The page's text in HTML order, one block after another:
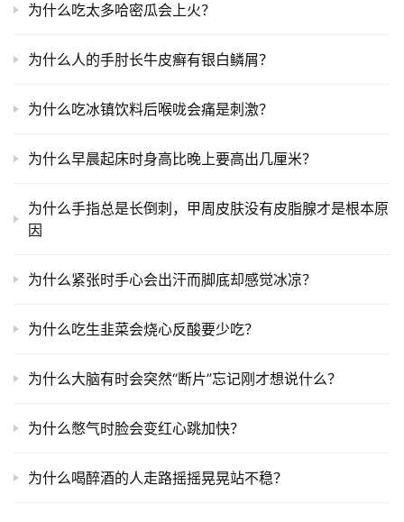
为什么吃太多哈密瓜会上火？
为什么人的手肘长牛皮癣有银白鳞屑？
为什么吃冰镇饮料后喉咙会痛是刺激？
为什么早晨起床时身高比晚上要高出几厘米？
为什么手指总是长倒刺，甲周皮肤没有皮脂腺才是根本原
因
为什么紧张时手心会出汗而脚底却感觉冰凉？
为什么吃生韭菜会烧心反酸要少吃？
为什么大脑有时会突然“断片”忘记刚才想说什么？
为什么憋气时脸会变红心跳加快？
为什么喝醉酒的人走路摇摇晃晃站不稳？